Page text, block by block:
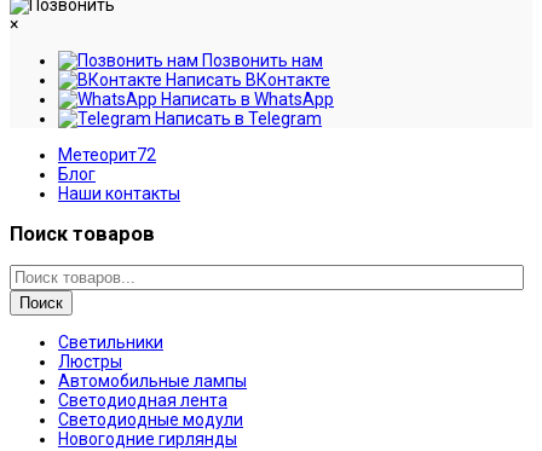
×
Позвонить нам
Написать ВКонтакте
Написать в WhatsApp
Написать в Telegram
Метеорит72
Блог
Наши контакты
Поиск товаров
Поиск
Светильники
Люстры
Автомобильные лампы
Светодиодная лента
Светодиодные модули
Новогодние гирлянды